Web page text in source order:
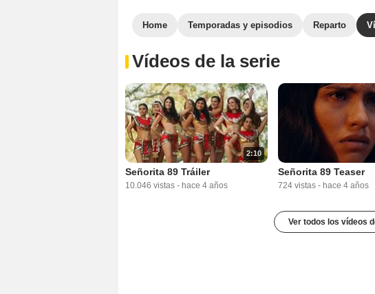
Home Temporadas y episodios Reparto
Vídeos de la serie
2:10
Señorita 89 Tráiler
10.046 vistas - hace 4 años
Señorita 89 Teaser
724 vistas - hace 4 años
Ver todos los vídeos